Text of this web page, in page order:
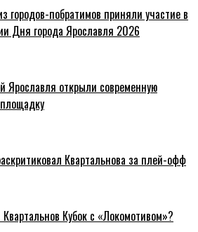
городов-побратимов приняли участие в
Дня города Ярославля 2026
Ярославля открыли современную
Квартальнова за плей-офф
Кубок с «Локомотивом»?